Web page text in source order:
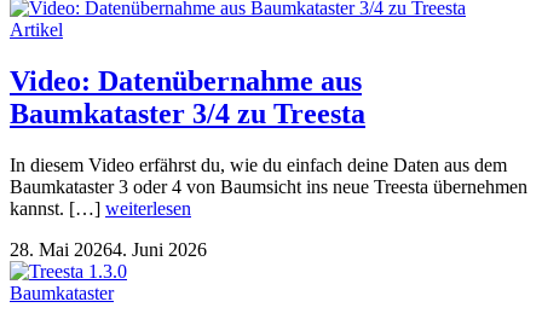
Artikel
Video: Datenübernahme aus
Baumkataster 3/4 zu Treesta
In diesem Video erfährst du, wie du einfach deine Daten aus dem
Baumkataster 3 oder 4 von Baumsicht ins neue Treesta übernehmen
kannst. […] weiterlesen
28. Mai 20264. Juni 2026
Baumkataster